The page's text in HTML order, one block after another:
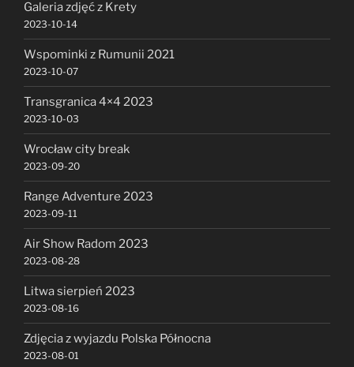
Galeria zdjęć z Krety
2023-10-14
Wspominki z Rumunii 2021
2023-10-07
Transgranica 4×4 2023
2023-10-03
Wrocław city break
2023-09-20
Range Adventure 2023
2023-09-11
Air Show Radom 2023
2023-08-28
Litwa sierpień 2023
2023-08-16
Zdjęcia z wyjazdu Polska Północna
2023-08-01